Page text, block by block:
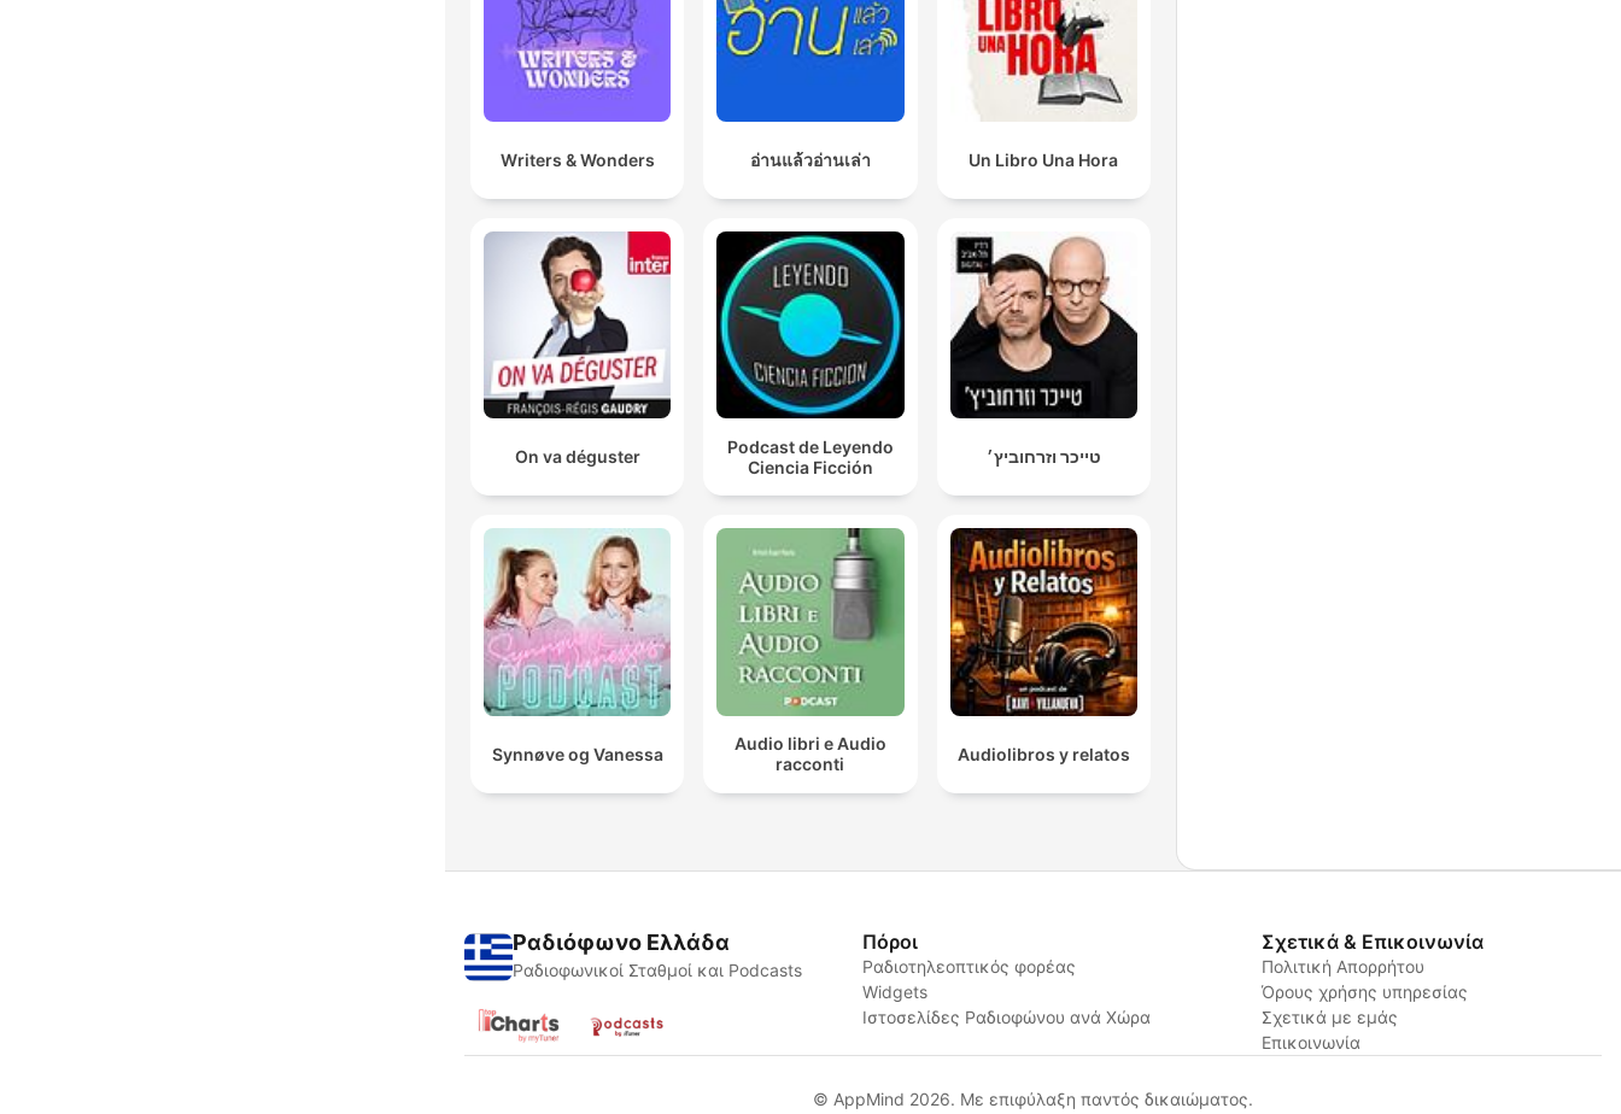
Writers & Wonders อ่านแล้วอ่านเล่า Un Libro Una Hora
On va déguster
Podcast de Leyendo
Ciencia Ficción
טייכר וזרחוביץ׳
Synnøve og Vanessa
Audio libri e Audio
racconti
Audiolibros y relatos
Ραδιόφωνο Ελλάδα
Ραδιοφωνικοί Σταθμοί και Podcasts
Πόροι
Ραδιοτηλεοπτικός φορέας
Widgets
Ιστοσελίδες Ραδιοφώνου ανά Χώρα
Σχετικά & Επικοινωνία
Πολιτική Απορρήτου
Όρους χρήσης υπηρεσίας
Σχετικά με εμάς
Επικοινωνία
© AppMind 2026. Με επιφύλαξη παντός δικαιώματος.